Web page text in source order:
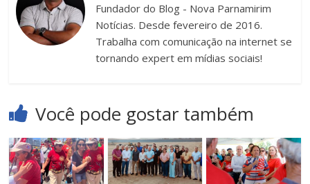
Fundador do Blog - Nova Parnamirim
Notícias. Desde fevereiro de 2016.
Trabalha com comunicação na internet se
tornando expert em mídias sociais!
Você pode gostar também